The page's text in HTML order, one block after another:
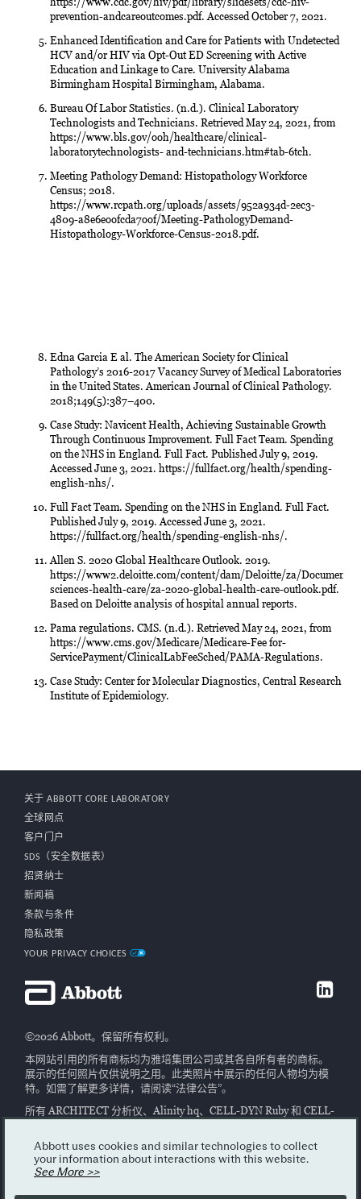
prevention-andcareoutcomes.pdf. Accessed October 7, 2021.
Enhanced Identification and Care for Patients with Undetected
HCV and/or HIV via Opt-Out ED Screening with Active
Education and Linkage to Care. University Alabama
Birmingham Hospital Birmingham, Alabama.
Bureau Of Labor Statistics. (n.d.). Clinical Laboratory
Technologists and Technicians. Retrieved May 24, 2021, from
https://www.bls.gov/ooh/healthcare/clinical-
laboratorytechnologists- and-technicians.htm#tab-6tch.
Meeting Pathology Demand: Histopathology Workforce
Census; 2018.
https://www.rcpath.org/uploads/assets/952a934d-2ec3-
4809-a8e6eoofcda7oof/Meeting-PathologyDemand-
Histopathology-Workforce-Census-2018.pdf.
Edna Garcia E al. The American Society for Clinical
Pathology’s 2016-2017 Vacancy Survey of Medical Laboratories
in the United States. American Journal of Clinical Pathology.
2018;149(5):387–400.
Case Study: Navicent Health, Achieving Sustainable Growth
Through Continuous Improvement. Full Fact Team. Spending
on the NHS in England. Full Fact. Published July 9, 2019.
Accessed June 3, 2021. https://fullfact.org/health/spending-
english-nhs/.
Full Fact Team. Spending on the NHS in England. Full Fact.
Published July 9, 2019. Accessed June 3, 2021.
https://fullfact.org/health/spending-english-nhs/.
Allen S. 2020 Global Healthcare Outlook. 2019.
https://www2.deloitte.com/content/dam/Deloitte/za/
sciences-health-care/za-2020-global-health-care-outlook.pdf.
Based on Deloitte analysis of hospital annual reports.
Pama regulations. CMS. (n.d.). Retrieved May 24, 2021, from
https://www.cms.gov/Medicare/Medicare-Fee for-
ServicePayment/ClinicalLabFeeSched/PAMA-Regulations.
Case Study: Center for Molecular Diagnostics, Central Research
Institute of Epidemiology.
关于 ABBOTT CORE LABORATORY
全球网点
客户门户
SDS（安全数据表）
招贤纳士
新闻稿
条款与条件
隐私政策
YOUR PRIVACY CHOICES
©2026 Abbott。保留所有权利。
本网站引用的所有商标均为雅培集团公司或其各自所有者的商标。
展示的任何照片仅供说明之用。此类照片中展示的任何人物均为模
特。如需了解更多详情，请阅读“法律公告”。
所有 ARCHITECT 分析仪、Alinity hq、CELL-DYN Ruby 和 CELL-
APS 和 ACCELERATOR a3600 属于 II 类激光产品。
Alinity、ARCHITECT 和 CELL-DYN 系统旨在用于对人源样本进行
体外诊断检测。请仔细阅读系统手册中的说明以及标签和/或试剂说
Abbott uses cookies and similar technologies to collect
your information about interactions with this website.
See More >>